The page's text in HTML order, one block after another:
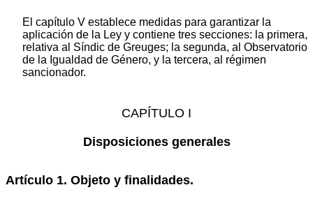
El capítulo V establece medidas para garantizar la
aplicación de la Ley y contiene tres secciones: la primera,
relativa al Síndic de Greuges; la segunda, al Observatorio
de la Igualdad de Género, y la tercera, al régimen
sancionador.
CAPÍTULO I
Disposiciones generales
Artículo 1. Objeto y finalidades.